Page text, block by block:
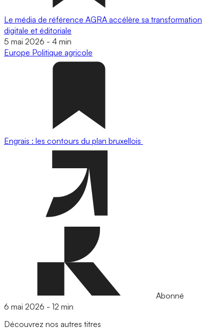
Le média de référence AGRA accélère sa transformation
digitale et éditoriale
5 mai 2026 - 4 min
Europe Politique agricole
Engrais : les contours du plan bruxellois
Abonné
6 mai 2026 - 12 min
Découvrez nos autres titres